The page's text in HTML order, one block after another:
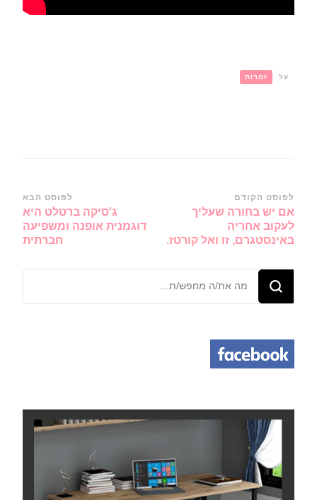
על זמרות
ניווט
ברשומות
לפוסט הקודם
אם יש בחורה שעליך
לעקוב אחריה
באינסטגרם, זו ואל קורטז.
לפוסט הבא
ג'סיקה ברטלט היא
דוגמנית אופנה ומשפיעה
חברתית
מחפש/ת
משהו?